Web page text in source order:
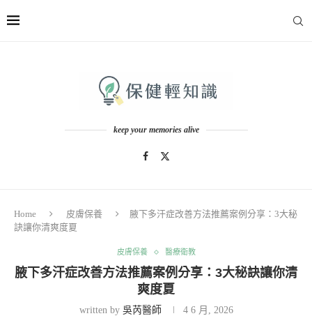
keep your memories alive
Home 皮膚保養
腋下多汗症改善方法推薦案例分享：3大秘
訣讓你清爽度夏
皮膚保養 醫療衛教
腋下多汗症改善方法推薦案例分享：3大秘訣讓你清
爽度夏
written by 吳芮醫師 4 6 月, 2026